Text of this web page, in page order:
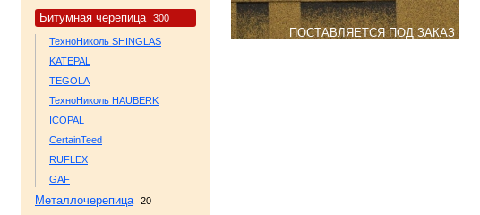
Битумная черепица 300
ТехноНиколь SHINGLAS
KATEPAL
TEGOLA
ТехноНиколь HAUBERK
ICOPAL
CertainTeed
RUFLEX
GAF
Металлочерепица 20
ПОСТАВЛЯЕТСЯ ПОД ЗАКАЗ